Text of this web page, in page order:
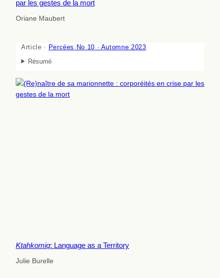
par les gestes de la mort
Oriane Maubert
Article · Percées No 10 · Automne 2023
Résumé
Ktahkomiq: Language as a Territory
Julie Burelle